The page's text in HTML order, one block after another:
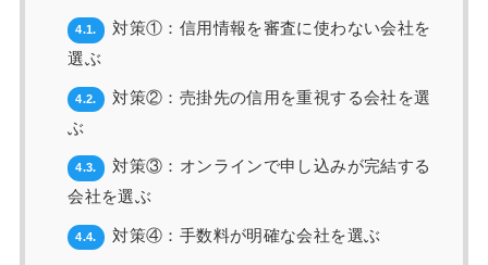
4.1.
対策①：信用情報を審査に使わない会社を
選ぶ
4.2.
対策②：売掛先の信用を重視する会社を選
ぶ
4.3.
対策③：オンラインで申し込みが完結する
会社を選ぶ
4.4. 対策④：手数料が明確な会社を選ぶ